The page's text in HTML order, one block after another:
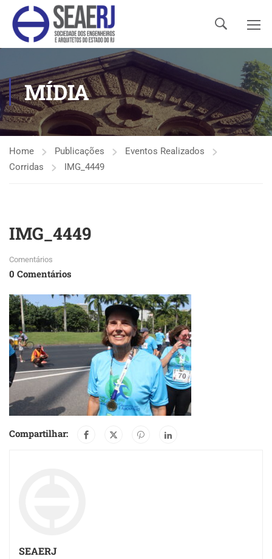
MÍDIA
Home Publicações
Eventos Realizados
Corridas
IMG_4449
IMG_4449
Comentários
0 Comentários
Compartilhar:
SEAERJ